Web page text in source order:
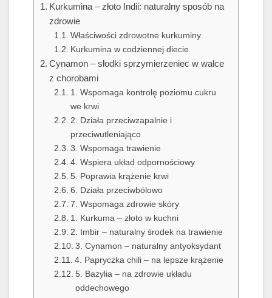
Kurkumina – złoto Indii: naturalny sposób na
zdrowie
Właściwości zdrowotne kurkuminy
Kurkumina w codziennej diecie
Cynamon – słodki sprzymierzeniec w walce
z chorobami
1. Wspomaga kontrolę poziomu cukru
we krwi
2. Działa przeciwzapalnie i
przeciwutleniająco
3. Wspomaga trawienie
4. Wspiera układ odpornościowy
5. Poprawia krążenie krwi
6. Działa przeciwbólowo
7. Wspomaga zdrowie skóry
1. Kurkuma – złoto w kuchni
2. Imbir – naturalny środek na trawienie
3. Cynamon – naturalny antyoksydant
4. Papryczka chili – na lepsze krążenie
5. Bazylia – na zdrowie układu
oddechowego